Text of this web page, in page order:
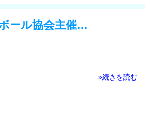
ール協会主催…
»続きを読む